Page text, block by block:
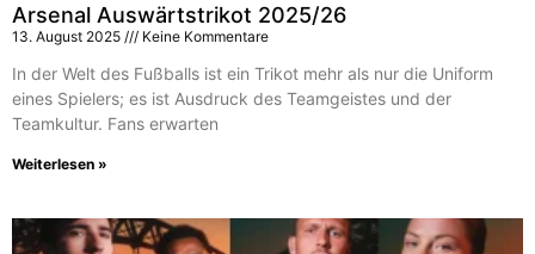
Arsenal Auswärtstrikot 2025/26
13. August 2025 Keine Kommentare
In der Welt des Fußballs ist ein Trikot mehr als nur die Uniform
eines Spielers; es ist Ausdruck des Teamgeistes und der
Teamkultur. Fans erwarten
Weiterlesen »